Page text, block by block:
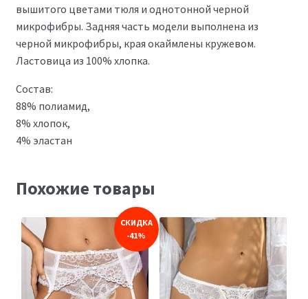
вышитого цветами тюля и однотонной черной
микрофибры. Задняя часть модели выполнена из
черной микрофибры, края окаймлены кружевом.
Ластовица из 100% хлопка.
Состав:
88% полиамид,
8% хлопок,
4% эластан
Похожие товары
СКИДКА
-41%